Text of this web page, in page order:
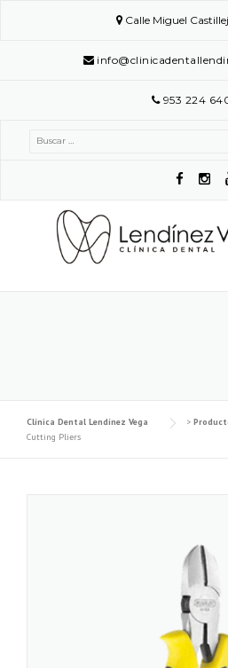
Calle Miguel
953 224
Buscar:
Clínica Dental Lendínez Vega >
Cutting Pliers